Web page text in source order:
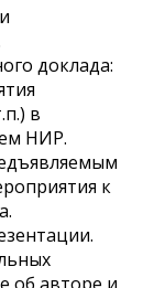
доклада:
в
НИР.
к